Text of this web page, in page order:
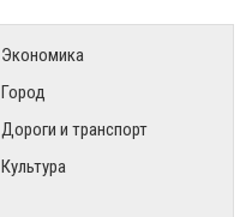
Экономика
Город
Дороги и транспорт
Культура